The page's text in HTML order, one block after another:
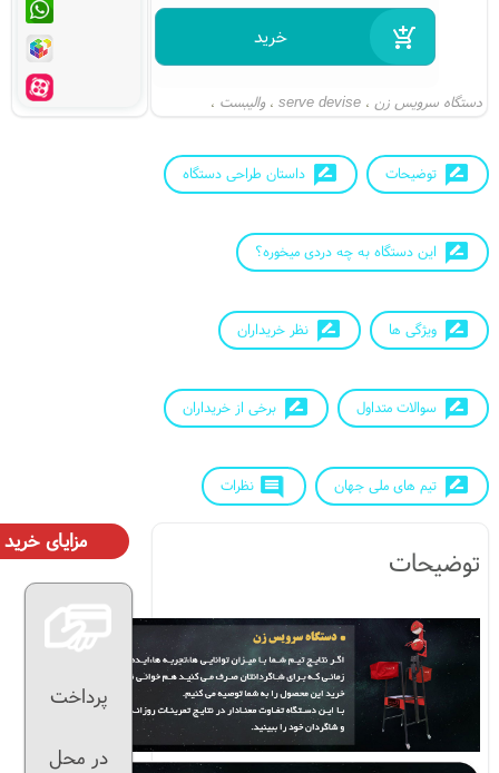
دستگاه سرویس زن ، serve devise ، والیبست ،
توضیحات داستان طراحی دستگاه
این دستگاه به چه دردی میخوره؟
ویژگی ها نظر خریداران
سوالات متداول برخی از خریداران
تیم های ملی جهان نظرات
توضیحات
مزایای خرید
پرداخت
در محل